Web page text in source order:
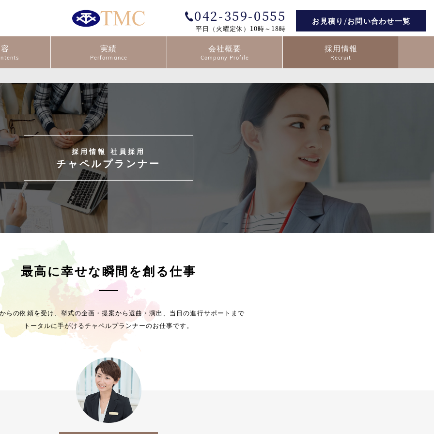
042-359-0555
平日（火曜定休）10時～18時
お見積り/お問い合わせ一覧
実績 会社概要 採用情報
採用情報 社員採用
チャペルプランナー
最高に幸せな瞬間を創る仕事
らの依頼を受け、挙式の企画・提案から選曲・演出、当日の進行サポートまで
トータルに手がけるチャペルプランナーのお仕事です。